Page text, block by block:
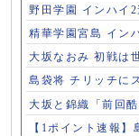
野田学園 インハイ
精華学園宮島 イン
大坂なおみ 初戦は
島袋将 チリッチに
大坂と錦織「前回
【1ポイント速報